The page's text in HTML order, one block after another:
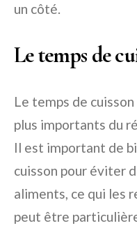
un côté.
Le temps de
Le temps de
plus importants du
Il est important de
cuisson pour éviter
aliments, ce qui les
peut être